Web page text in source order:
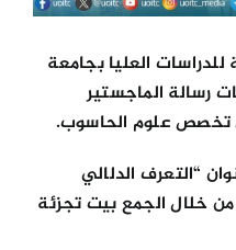
العليا بجامعة
رسالة الماجستير
علوم الحاسوب.
“التعرف الدلالي
خلال الجمع بيت تجزئة